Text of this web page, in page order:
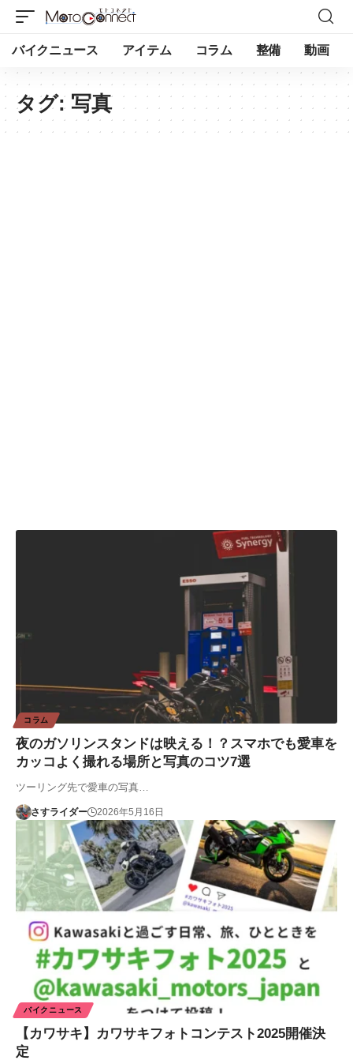
バイクニュース アイテム コラム 整備 動画
タグ: 写真
コラム
夜のガソリンスタンドは映える！？スマホでも愛車を
カッコよく撮れる場所と写真のコツ7選
ツーリング先で愛車の写真…
さすライダー 2026年5月16日
バイクニュース
【カワサキ】カワサキフォトコンテスト2025開催決
定